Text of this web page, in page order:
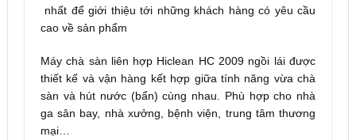
nhất để giới thiệu tới những khách hàng có yêu cầu
cao về sản phẩm
Máy chà sàn liên hợp Hiclean HC 2009 ngồi lái được
thiết kế và vận hàng kết hợp giữa tính năng vừa chà
sàn và hút nước (bẩn) cùng nhau. Phù hợp cho nhà
ga sân bay, nhà xưởng, bệnh viện, trung tâm thương
mại…